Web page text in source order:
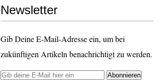
Newsletter
Gib Deine E-Mail-Adresse ein, um bei
zukünftigen Artikeln benachrichtigt zu werden.